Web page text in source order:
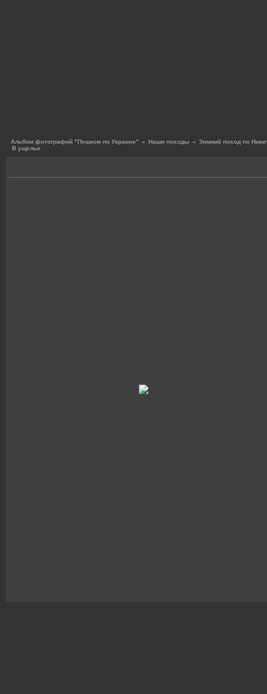
Альбом фотографий "Пешком по Украине" » Наши походы » Зимний поход по
В ущелье